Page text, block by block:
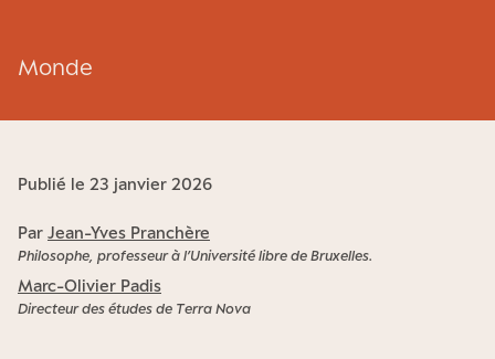
Monde
Publié le 23 janvier 2026
Par Jean-Yves Pranchère
Philosophe, professeur à l’Université libre de Bruxelles.
Marc-Olivier Padis
Directeur des études de Terra Nova